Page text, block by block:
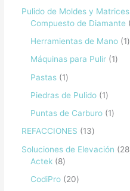
Pulido de Moldes y Matrices
Compuesto de Diamante
Herramientas de Mano
1
Máquinas para Pulir
1
Pastas
1
Piedras de Pulido
1
Puntas de Carburo
1
REFACCIONES
13
Soluciones de Elevación
28
Actek
8
CodiPro
20